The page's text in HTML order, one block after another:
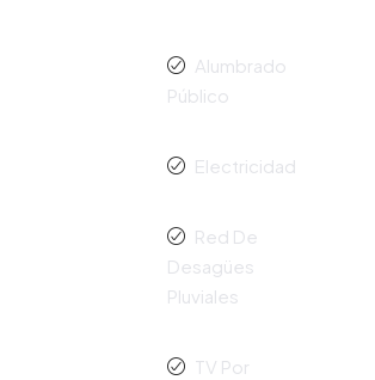
Alumbrado
Público
Electricidad
Red De
Desagües
Pluviales
TV Por